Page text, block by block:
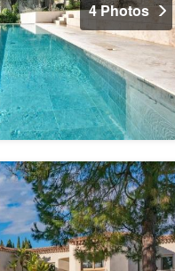
4 Photos